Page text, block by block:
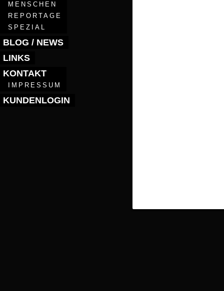
MENSCHEN
REPORTAGE
SPEZIAL
BLOG / NEWS
LINKS
KONTAKT
IMPRESSUM
KUNDENLOGIN